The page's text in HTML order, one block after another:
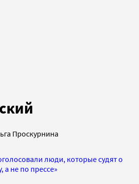
Проскурнина
люди, которые судят о
а не по прессе»